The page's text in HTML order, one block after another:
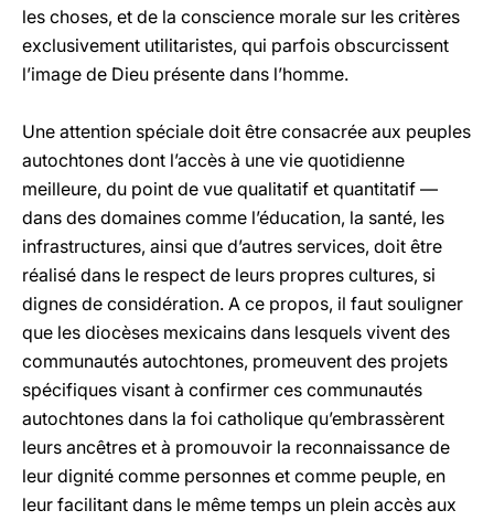
les choses, et de la conscience morale sur les critères
exclusivement utilitaristes, qui parfois obscurcissent
l’image de Dieu présente dans l’homme.
Une attention spéciale doit être consacrée aux peuples
autochtones dont l’accès à une vie quotidienne
meilleure, du point de vue qualitatif et quantitatif —
dans des domaines comme l’éducation, la santé, les
infrastructures, ainsi que d’autres services, doit être
réalisé dans le respect de leurs propres cultures, si
dignes de considération. A ce propos, il faut souligner
que les diocèses mexicains dans lesquels vivent des
communautés autochtones, promeuvent des projets
spécifi­ques visant à confirmer ces communautés
autochtones dans la foi catholique qu’embrassèrent
leurs ancêtres et à promouvoir la reconnaissance de
leur dignité comme personnes et comme peuple, en
leur facilitant dans le même temps un plein accès aux